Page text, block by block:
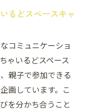
るどスペースキャ
コミュニケーショ
ゃいるどスペース
親子で参加できる
画しています。こ
を分かち合うこと